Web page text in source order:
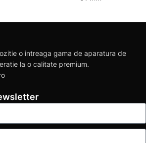
o intreaga gama de aparatura de
la o calitate premium.